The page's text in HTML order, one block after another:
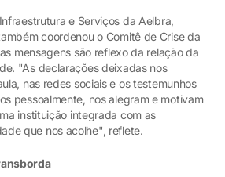
e Serviços da Aelbra,
coordenou o Comitê de Crise da
mensagens são reflexo da relação da
"As declarações deixadas nos
nas redes sociais e os testemunhos
pessoalmente, nos alegram e motivam
instituição integrada com as
que nos acolhe", reflete.